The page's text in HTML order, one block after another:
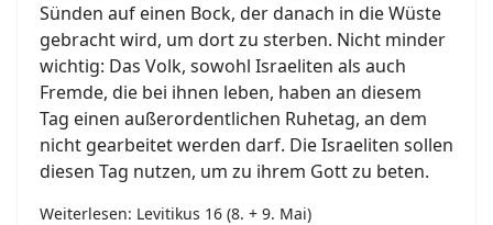
Sünden auf einen Bock, der danach in die Wüste
gebracht wird, um dort zu sterben. Nicht minder
wichtig: Das Volk, sowohl Israeliten als auch
Fremde, die bei ihnen leben, haben an diesem
Tag einen außerordentlichen Ruhetag, an dem
nicht gearbeitet werden darf. Die Israeliten sollen
diesen Tag nutzen, um zu ihrem Gott zu beten.
Weiterlesen: Levitikus 16 (8. + 9. Mai)